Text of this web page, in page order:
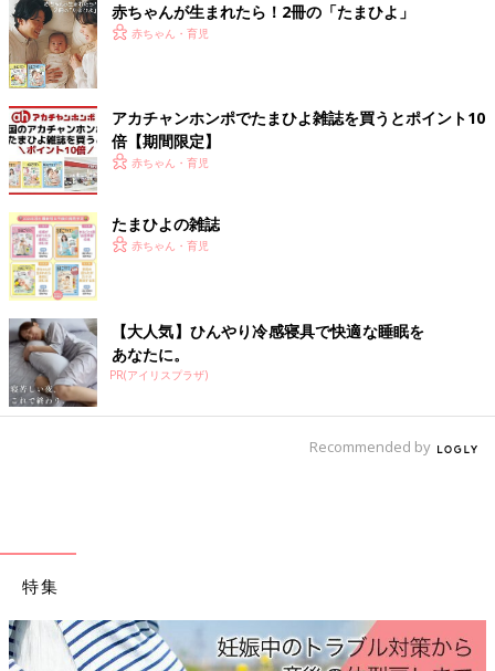
談。そこで、ITジャーナリストの高橋暁子さんに、AIに相談する
際のおすすめの使い方と注意点について教えていただきました。
AIはハルシネーションといって、事実と異なることをもっともら
しく回答することがよくあります。永久に変わらないことについ
ては比較的得意ですが、最新の情報、最近変更されたことなどに
ついては、間違うことが多くなります。
医療、制度や法律など、専門知識が必要だったり、頻繁に変わっ
たりするものは、AIにとって不得意分野です。インターネット上
の情報も、医師などの監修が入っていない場合は、古いものや誤
っている情報も多く見られます。
とくに健康・医療関係など鵜呑みにすると健康に実害があるよう
なことは、AIやインターネット上の回答をそのまま信じてはいけ
ません。必ず医師や相談機関などに相談するようにしましょう。
現在、AIを相談相手にする人が増えています。24時間いつでも何
す。
赤ちゃんが生まれたら！2冊の「たまひよ」
赤ちゃん・育児
アカチャンホンポでたまひよ雑誌を買うとポイント10
倍【期間限定】
赤ちゃん・育児
たまひよの雑誌
赤ちゃん・育児
【大人気】ひんやり冷感寝具で快適な睡眠を
あなたに。
PR(アイリスプラザ)
Recommended by
特集